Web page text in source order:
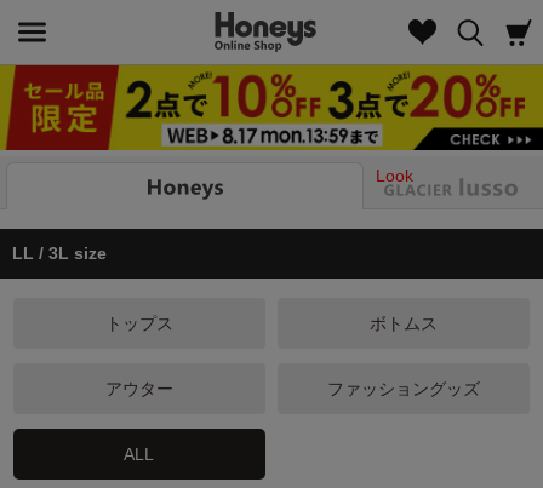
Look
LL / 3L size
トップス ボトムス
アウター ファッショングッズ
ALL